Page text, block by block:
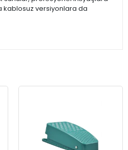
kablosuz versiyonlara da